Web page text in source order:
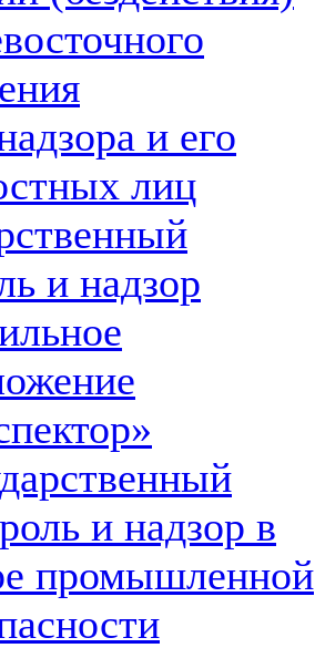
и его
лиц
и надзор
и надзор в
промышленной